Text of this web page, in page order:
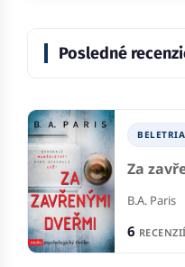
Posledné
BELETRIA
Za
B.A. Paris
6 RECENZIÍ